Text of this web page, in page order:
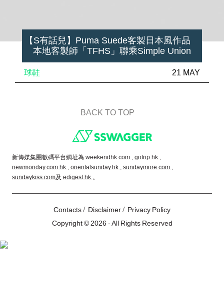
【S有話兒】Puma Suede客製日本風作品
本地客製師「TFHS」聯乘Simple Union
球鞋 21 MAY
BACK TO TOP
新傳媒集團數碼平台網址為 weekendhk.com , gotrip.hk ,
newmonday.com.hk , orientalsunday.hk , sundaymore.com ,
sundaykiss.com及 edigest.hk 。
Contacts/ Disclaimer/ Privacy Policy
Copyright © 2026 - All Rights Reserved